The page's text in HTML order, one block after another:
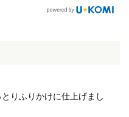
りふりかけに仕上げまし